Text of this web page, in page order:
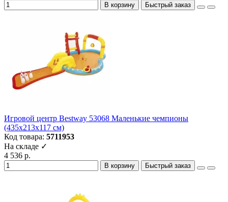
В корзину Быстрый заказ
Игровой центр Bestway 53068 Маленькие чемпионы
(435х213х117 см)
Код товара: 5711953
На складе ✓
4 536 р.
В корзину Быстрый заказ